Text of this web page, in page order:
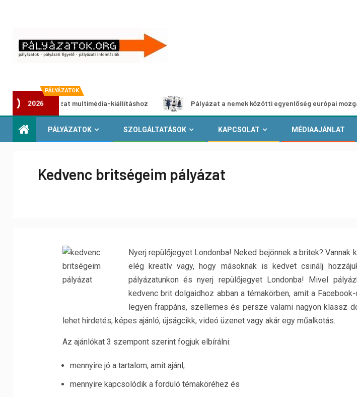
PÁLYÁZATOK
2026
pályázat multimédia-kiállításhoz Pályázat a nemek közötti egyenlőség európai mozgalmainak
PÁLYÁZATOK SZOLGÁLTATÁSOK KAPCSOLAT MÉDIAAJÁNLAT
Kedvenc britségeim pályázat
Nyerj repülőjegyet Londonba! Neked bejönnek a britek? Vannak
elég kreatív vagy, hogy másoknak is kedvet csinálj
pályázatunkon és nyerj repülőjegyet Londonba! Mivel
kedvenc brit dolgaidhoz abban a témakörben, amit a
legyen frappáns, szellemes és persze valami nagyon klassz
lehet hirdetés, képes ajánló, újságcikk, videó üzenet vagy akár egy műalkotás.
Az ajánlókat 3 szempont szerint fogjuk elbírálni:
mennyire jó a tartalom, amit ajánl,
mennyire kapcsolódik a forduló témaköréhez és